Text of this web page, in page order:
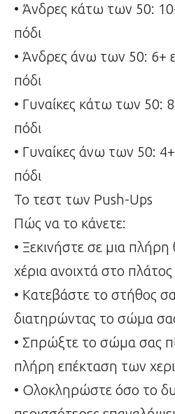
• Άνδρες κάτω των 50:
πόδι
• Άνδρες άνω των 50: 6+
πόδι
• Γυναίκες κάτω των 50:
πόδι
• Γυναίκες άνω των 50:
πόδι
Το τεστ των Push-Ups
Πώς να το κάνετε:
• Ξεκινήστε σε μια
χέρια ανοιχτά στο
• Κατεβάστε το στήθος
διατηρώντας το σώμα σας
• Σπρώξτε το σώμα σας
πλήρη επέκταση των
• Ολοκληρώστε όσο το